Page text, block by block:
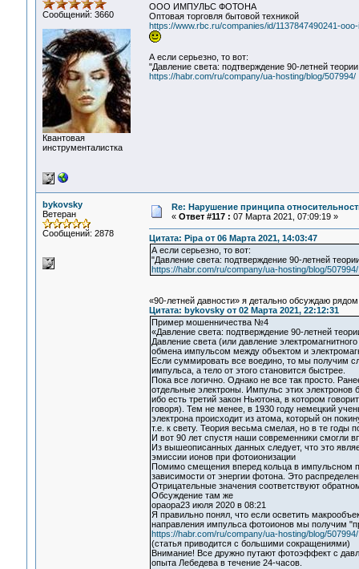
Сообщений: 3660
Квантовая
инструменталистка
ООО ИМПУЛЬС ФОТОНА
Оптовая торговля бытовой техникой
https://www.rbc.ru/companies/id/1137847490241-
А если серьезно, то вот:
"Давление света: подтверждение 90-летней
https://habr.com/ru/company/ua-hosting/blog/507994/
bykovsky
Ветеран
Сообщений: 2878
Re: Нарушение принципа
« Ответ #117 : 07 Марта 2021, 07:09:19 »
Цитата: Pipa от 06 Марта 2021, 14:03:47
А если серьезно, то вот:
"Давление света: подтверждение 90-летней
https://habr.com/ru/company/ua-hosting/blog/507994/
«90-летней давности» я детально обсуждаю
Цитата: bykovsky от 02 Марта 2021, 22:12:31
Пример мошенничества №4
«Давление света: подтверждение 90-летней
Давление света (или давление
обмена импульсом между объектом и
Если суммировать все воедино, то мы получим
импульса, а тело от этого становится быстрее.
Пока все логично. Однако не все так просто.
отдельные электроны. Импульс этих
ибо есть третий закон Ньютона, в котором
говоря). Тем не менее, в 1930 году немецкий
электрона происходит из атома, который он
т.е. к свету. Теория весьма смелая, но в те годы
И вот 90 лет спустя наши современники смогли
Из вышеописанных данных следует, что это
эмиссии ионов при фотоионизации
Помимо смещения вперед кольца в импульсном
зависимости от энергии фотона. Это
Отрицательные значения соответствуют
Обсуждение там же
opaopa23 июля 2020 в 08:21
Я правильно понял, что если осветить
направления импульса фотоионов мы получим
https://habr.com/ru/company/ua-hosting/blog/507994/
(статья приводится с большими сокращениями)
Внимание! Все дружно путают фотоэффект с
опыта Лебедева в течение 24-часов.